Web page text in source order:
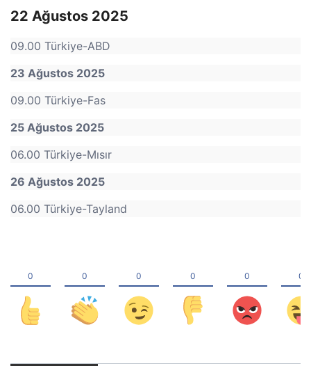
22 Ağustos 2025
09.00 Türkiye-ABD
23 Ağustos 2025
09.00 Türkiye-Fas
25 Ağustos 2025
06.00 Türkiye-Mısır
26 Ağustos 2025
06.00 Türkiye-Tayland